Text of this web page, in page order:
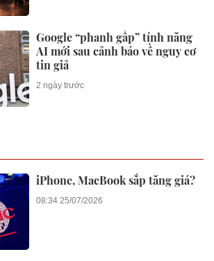
Google “phanh gấp” tính năng
AI mới sau cảnh báo về nguy cơ
tin giả
2 ngày trước
iPhone, MacBook sắp tăng giá?
08:34 25/07/2026